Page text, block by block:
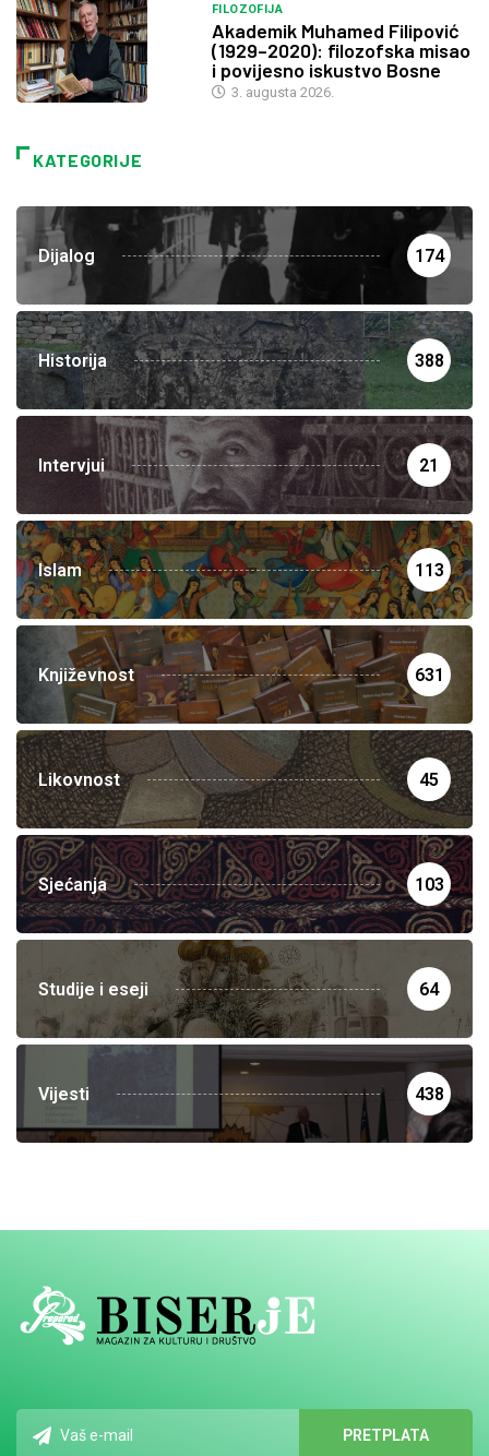
FILOZOFIJA
Akademik Muhamed Filipović
(1929–2020): filozofska misao
i povijesno iskustvo Bosne
3. augusta 2026.
KATEGORIJE
Dijalog 174
Historija 388
Intervjui 21
Islam 113
Književnost 631
Likovnost 45
Sjećanja 103
Studije i eseji 64
Vijesti 438